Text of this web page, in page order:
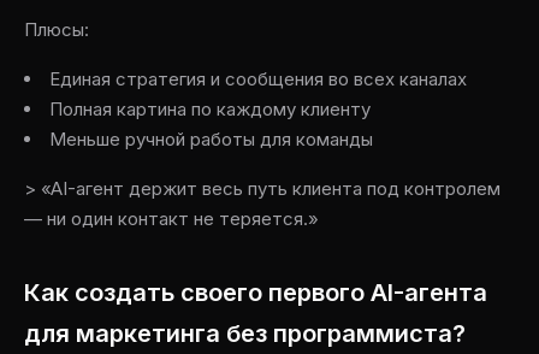
Плюсы:
Единая стратегия и сообщения во всех каналах
Полная картина по каждому клиенту
Меньше ручной работы для команды
> «AI-агент держит весь путь клиента под контролем
— ни один контакт не теряется.»
Как создать своего первого AI-агента
для маркетинга без программиста?